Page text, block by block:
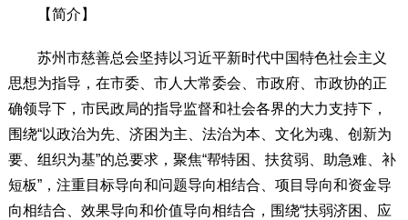
【简介】
苏州市慈善总会坚持以习近平新时代中国特色社会主义
思想为指导，在市委、市人大常委会、市政府、市政协的正
确领导下，市民政局的指导监督和社会各界的大力支持下，
围绕“以政治为先、济困为主、法治为本、文化为魂、创新为
要、组织为基”的总要求，聚焦“帮特困、扶贫弱、助急难、补
短板”，注重目标导向和问题导向相结合、项目导向和资金导
向相结合、效果导向和价值导向相结合，围绕“扶弱济困、应